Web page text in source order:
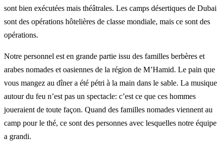
sont bien exécutées mais théâtrales. Les camps désertiques de Dubai
sont des opérations hôtelières de classe mondiale, mais ce sont des
opérations.
Notre personnel est en grande partie issu des familles berbères et
arabes nomades et oasiennes de la région de M’Hamid. Le pain que
vous mangez au dîner a été pétri à la main dans le sable. La musique
autour du feu n’est pas un spectacle: c’est ce que ces hommes
joueraient de toute façon. Quand des familles nomades viennent au
camp pour le thé, ce sont des personnes avec lesquelles notre équipe
a grandi.